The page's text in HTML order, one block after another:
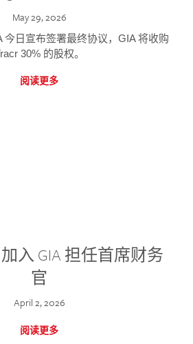
May 29, 2026
今日宣布签署最终协议，GIA 将收购
30% 的股权。
阅读更多
加入 GIA 担任首席财务
官
April 2, 2026
阅读更多